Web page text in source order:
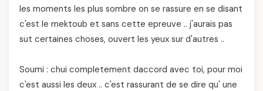
les moments les plus sombre on se rassure en se disant
c'est le mektoub et sans cette epreuve .. j'aurais pas
sut certaines choses, ouvert les yeux sur d'autres ..
Soumi : chui completement daccord avec toi, pour moi
c'est aussi les deux .. c'est rassurant de se dire qu' une